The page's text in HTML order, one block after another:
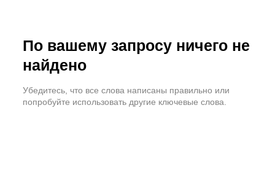
По вашему запросу ничего не
найдено
Убедитесь, что все слова написаны правильно или
попробуйте использовать другие ключевые слова.